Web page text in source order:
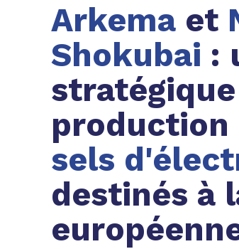
Arkema et
Shokubai :
sels
destinés à